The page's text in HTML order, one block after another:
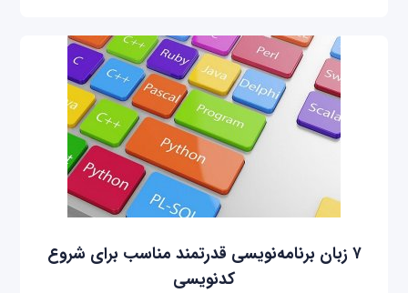
۷ زبان برنامه‌نویسی قدرتمند مناسب برای شروع
کدنویسی